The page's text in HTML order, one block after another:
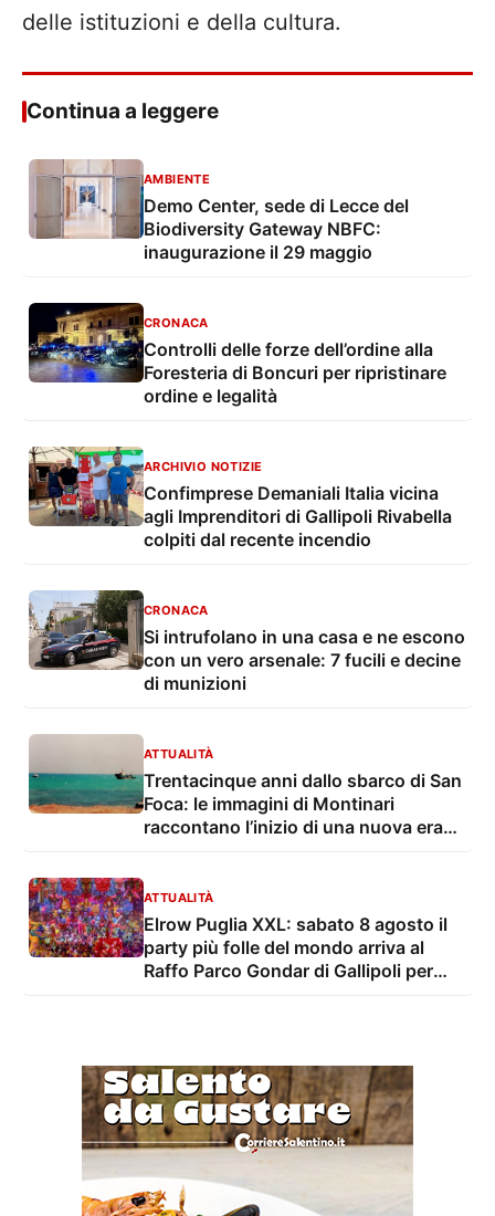
delle istituzioni e della cultura.
Continua a leggere
AMBIENTE
Demo Center, sede di Lecce del
Biodiversity Gateway NBFC:
inaugurazione il 29 maggio
CRONACA
Controlli delle forze dell’ordine alla
Foresteria di Boncuri per ripristinare
ordine e legalità
ARCHIVIO NOTIZIE
Confimprese Demaniali Italia vicina
agli Imprenditori di Gallipoli Rivabella
colpiti dal recente incendio
CRONACA
Si intrufolano in una casa e ne escono
con un vero arsenale: 7 fucili e decine
di munizioni
ATTUALITÀ
Trentacinque anni dallo sbarco di San
Foca: le immagini di Montinari
raccontano l’inizio di una nuova era
ATTUALITÀ
Elrow Puglia XXL: sabato 8 agosto il
party più folle del mondo arriva al
Raffo Parco Gondar di Gallipoli per